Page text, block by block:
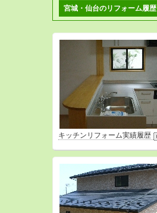
宮城・仙台のリフォーム履歴
キッチンリフォーム実績履歴